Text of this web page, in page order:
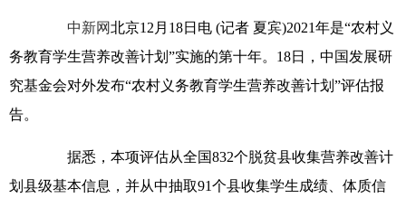
中新网北京12月18日电 (记者 夏宾)2021年是“农村义
务教育学生营养改善计划”实施的第十年。18日，中国发展研
究基金会对外发布“农村义务教育学生营养改善计划”评估报
告。
据悉，本项评估从全国832个脱贫县收集营养改善计
划县级基本信息，并从中抽取91个县收集学生成绩、体质信